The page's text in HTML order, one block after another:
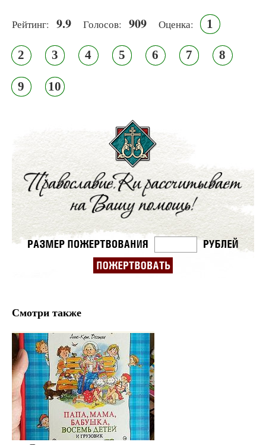
Рейтинг: 9.9 Голосов: 909 Оценка: 1
2 3 4 5 6 7 8
9 10
Смотри также